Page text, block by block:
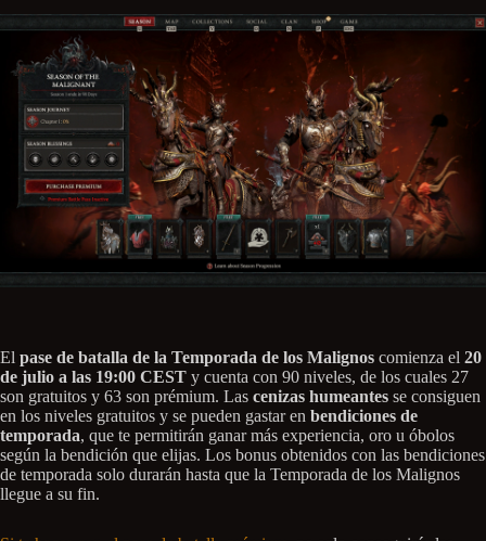
El pase de batalla de la Temporada de los Malignos comienza el 20
de julio a las 19:00 CEST y cuenta con 90 niveles, de los cuales 27
son gratuitos y 63 son prémium. Las cenizas humeantes se consiguen
en los niveles gratuitos y se pueden gastar en bendiciones de
temporada, que te permitirán ganar más experiencia, oro u óbolos
según la bendición que elijas. Los bonus obtenidos con las bendiciones
de temporada solo durarán hasta que la Temporada de los Malignos
llegue a su fin.